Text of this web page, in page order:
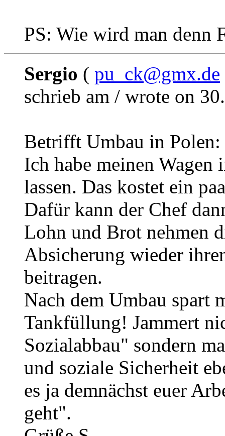
PS: Wie wird man denn
Sergio ( pu_ck@gmx.de
schrieb am / wrote on
Betrifft Umbau in Polen:
Ich habe meinen Wagen
lassen. Das kostet ein
Dafür kann der Chef
Lohn und Brot nehmen
Absicherung wieder
beitragen.
Nach dem Umbau spart
Tankfüllung! Jammert
Sozialabbau" sondern
und soziale Sicherheit
es ja demnächst euer
geht".